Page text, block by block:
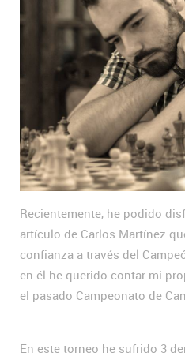
Recientemente, he podido
artículo de Carlos Martínez
confianza a través del
en él he querido contar mi
el pasado Campeonato de
En este torneo he sufrido 3